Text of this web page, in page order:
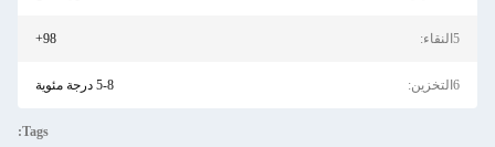
5النقاء: 98+
6التخزين: 5-8 درجة مئوية
Tags: